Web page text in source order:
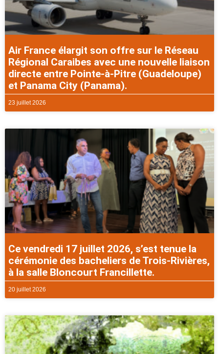
Air France élargit son offre sur le Réseau
Régional Caraibes avec une nouvelle liaison
directe entre Pointe-à-Pitre (Guadeloupe)
et Panama City (Panama).
23 juillet 2026
Ce vendredi 17 juillet 2026, s’est tenue la
cérémonie des bacheliers de Trois-Rivières,
à la salle Bloncourt Francillette.
20 juillet 2026